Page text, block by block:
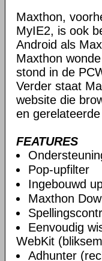
Maxthon,
MyIE2, is ook
Android als
Maxthon
stond in de
Verder staat
website die
en
FEATURES
Pop-upfilter
Ingebouwd
Maxthon
Eenvoudig
WebKit
Adhunter